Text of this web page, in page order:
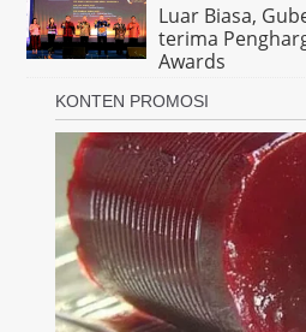
Luar Biasa,
terima
Awards